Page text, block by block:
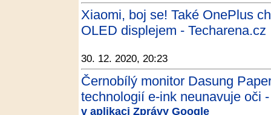
Xiaomi, boj se! Také OnePlus
OLED displejem - Techarena.cz
30. 12. 2020, 20:23
Černobílý monitor Dasung
technologií e-ink neunavuje oči
v aplikaci Zprávy Google